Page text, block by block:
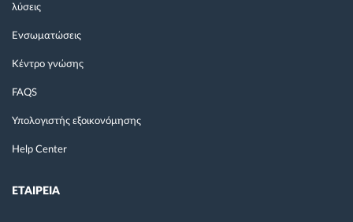
λύσεις
Ενσωματώσεις
Κέντρο γνώσης
FAQS
Υπολογιστής εξοικονόμησης
Help Center
ΕΤΑΙΡΕΙΑ